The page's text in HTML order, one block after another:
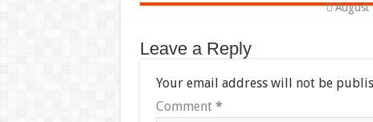
August
Leave a Reply
Your email address will not be
Comment *